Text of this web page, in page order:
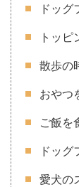
ドッグ
トッピ
散歩の
おやつ
ご飯を
ドッ
愛犬の